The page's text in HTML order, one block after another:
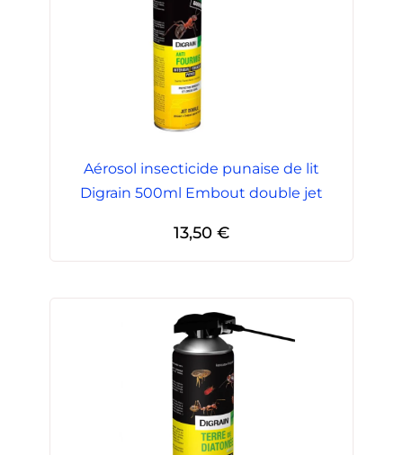
Aérosol insecticide punaise de lit
Digrain 500ml Embout double jet
13,50 €